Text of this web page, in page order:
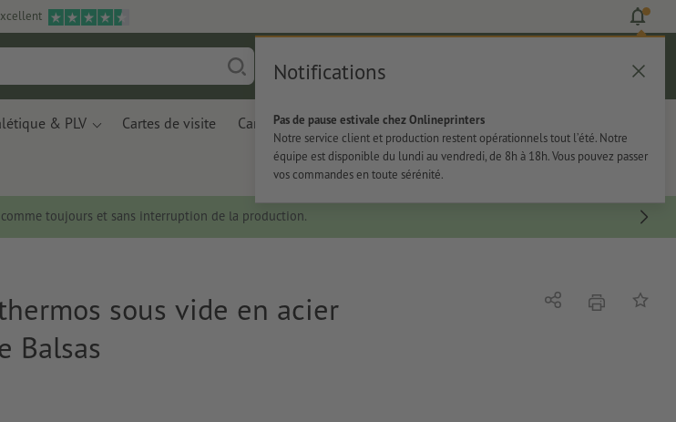
Notifications
Pas de pause estivale chez Onlineprinters
Notre service client et production restent opérationnels tout l’été. Notre
équipe est disponible du lundi au vendredi, de 8h à 18h. Vous pouvez passer
vos commandes en toute sérénité.
Panier
& PLV Cartes de visite Carterie Papeterie Autocollants
toujours et sans interruption de la production.
sous vide en acier
Balsas
Partagerimprimer